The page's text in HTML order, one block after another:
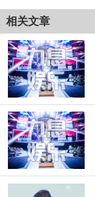
相关文章